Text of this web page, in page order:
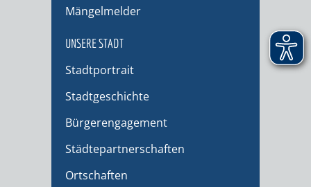
Mängelmelder
UNSERE STADT
Stadtportrait
Stadtgeschichte
Bürgerengagement
Städtepartnerschaften
Ortschaften